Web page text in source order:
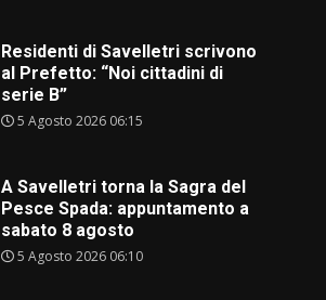
Residenti di Savelletri scrivono
al Prefetto: “Noi cittadini di
serie B”
5 Agosto 2026 06:15
A Savelletri torna la Sagra del
Pesce Spada: appuntamento a
sabato 8 agosto
5 Agosto 2026 06:10